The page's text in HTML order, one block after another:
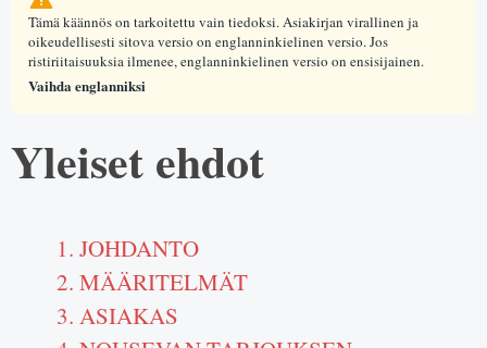
Tämä käännös on tarkoitettu vain tiedoksi. Asiakirjan virallinen ja
oikeudellisesti sitova versio on englanninkielinen versio. Jos
ristiriitaisuuksia ilmenee, englanninkielinen versio on ensisijainen.
Vaihda englanniksi
Yleiset ehdot
1. JOHDANTO
2. MÄÄRITELMÄT
3. ASIAKAS